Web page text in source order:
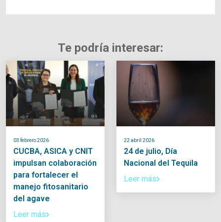
Te podría interesar:
03 febrero 2026
CUCBA, ASICA y CNIT
impulsan colaboración
para fortalecer el
manejo fitosanitario
del agave
Leer más
22 abril 2026
24 de julio, Día
Nacional del Tequila
Leer más